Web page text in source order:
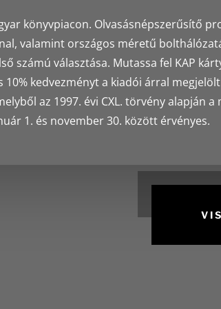
könyvpiacon. Olvasásnépszerűsítő
valamint országos méretű
számú választása. Mutassa fel KAP
kedvezményt a kiadói árral
az 1997. évi CXL. törvény alapján
1. és november 30. között érvényes.